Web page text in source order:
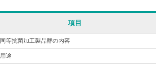
項目
同等抗菌加工製品群の内容
用途